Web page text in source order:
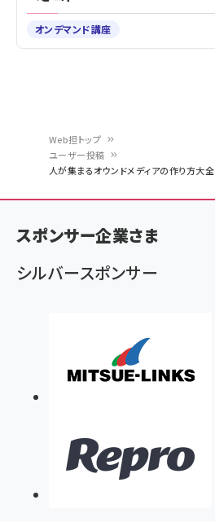
ン
く
ず
Web担トップ
ユーザー投稿
人が集まるオウンドメディアの作り方大全
オンデマンド講座
スポンサー企業さま
シルバースポンサー